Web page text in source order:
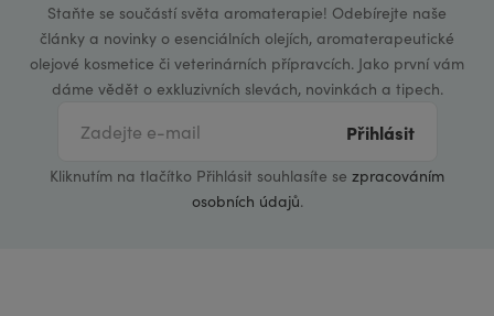
Staňte se součástí světa aromaterapie! Odebírejte naše
články a novinky o esenciálních olejích, aromaterapeutické
olejové kosmetice či veterinárních přípravcích. Jako první vám
dáme vědět o exkluzivních slevách, novinkách a tipech.
Přihlásit
Kliknutím na tlačítko Přihlásit souhlasíte se zpracováním
osobních údajů.